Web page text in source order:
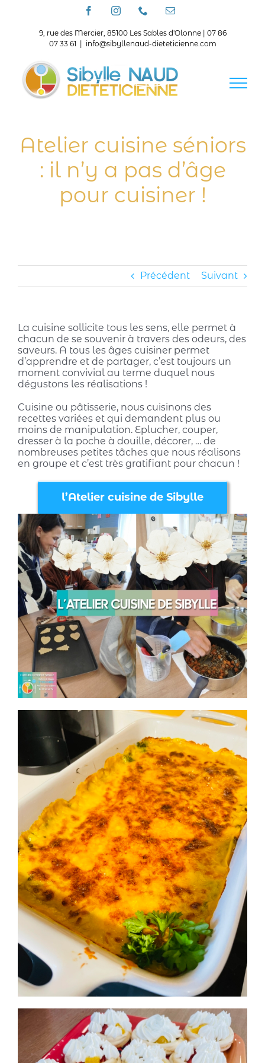
FacebookInstagramTéléphoneEmail
9, rue des Mercier, 85100 Les Sables d'Olonne | 07 86
07 33 61
info@sibyllenaud-dieteticienne.com
Atelier cuisine séniors
: il n’y a pas d’âge
pour cuisiner !
Précédent Suivant
La cuisine sollicite tous les sens, elle permet à
chacun de se souvenir à travers des odeurs, des
saveurs. A tous les âges cuisiner permet
d’apprendre et de partager, c’est toujours un
moment convivial au terme duquel nous
dégustons les réalisations !
Cuisine ou pâtisserie, nous cuisinons des
recettes variées et qui demandent plus ou
moins de manipulation. Eplucher, couper,
dresser à la poche à douille, décorer, … de
nombreuses petites tâches que nous réalisons
en groupe et c’est très gratifiant pour chacun !
l’Atelier cuisine de Sibylle